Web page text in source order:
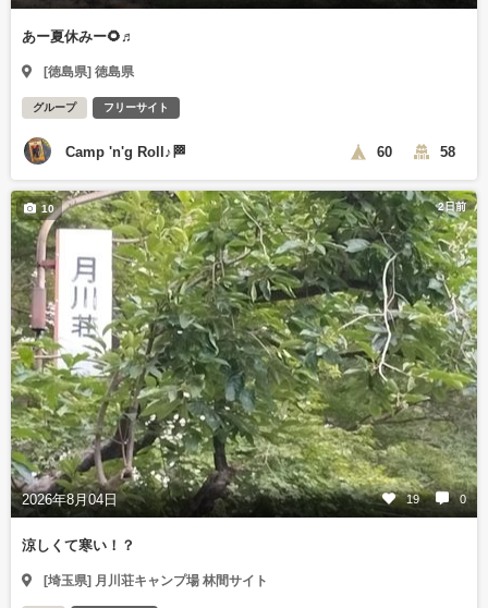
あー夏休みー🌻♬
[徳島県] 徳島県
グループ フリーサイト
Camp 'n'g Roll♪🏁 60 58
2日前
2026年8月04日 19 0
10
涼しくて寒い！？
[埼玉県] 月川荘キャンプ場 林間サイト